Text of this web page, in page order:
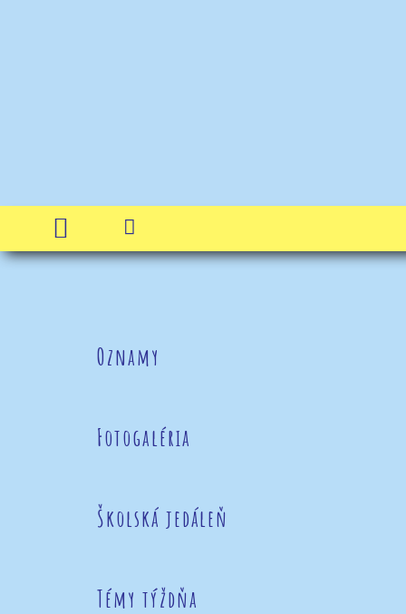
 
Oznamy
Fotogaléria
Školská jedáleň
Témy týždňa